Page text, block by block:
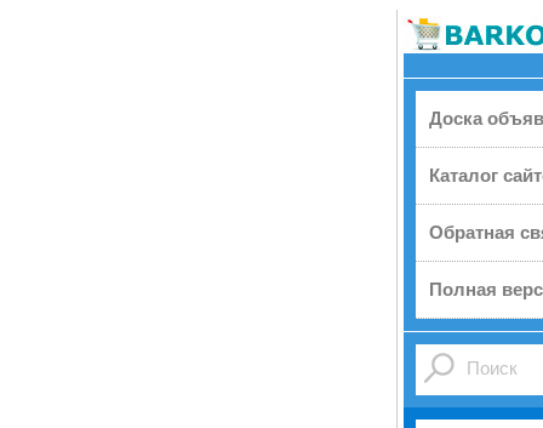
Доска
Каталог
Обратная
Полная